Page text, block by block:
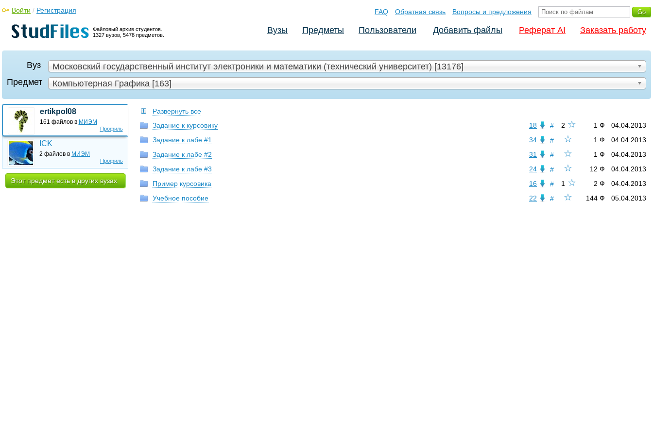
Файловый архив студентов.
1327 вузов, 5478 предметов.
Войти / Регистрация FAQ Обратная связь Вопросы и предложения
Вузы Предметы Пользователи Добавить файлы Реферат AI Заказать работу
Вуз
Московский государственный институт электроники и математики (технический университет) [13176]
Предмет
Компьютерная Графика [163]
Профиль
ertikpol08
161 файлов в МИЭМ
Профиль
ICK
2 файлов в МИЭМ
Этот предмет есть в других вузах
Развернуть все
2 ☆
# 04.04.2013
1 Ф
18
Задание к курсовику
☆
# 04.04.2013
1 Ф
34
Задание к лабе #1
☆
# 04.04.2013
1 Ф
31
Задание к лабе #2
☆
# 04.04.2013
12 Ф
24
Задание к лабе #3
1 ☆
# 04.04.2013
2 Ф
16
Пример курсовика
☆
# 05.04.2013
144 Ф
22
Учебное пособие